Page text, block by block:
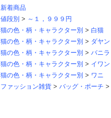
新着商品
値段別 > ～１，９９９円
猫の色・柄・キャラクター別 > 白猫
猫の色・柄・キャラクター別 > ダヤン
猫の色・柄・キャラクター別 > バニラ
猫の色・柄・キャラクター別 > イワン
猫の色・柄・キャラクター別 > ワニ
ファッション雑貨 > バッグ・ポーチ >